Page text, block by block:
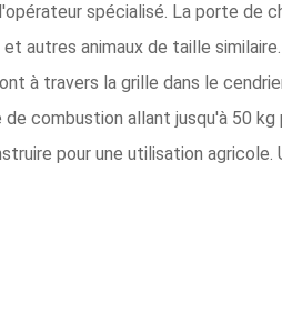
spécialisé. La porte de
autres animaux de taille
à travers la grille dans le
de combustion allant jusqu'à 50
pour une utilisation